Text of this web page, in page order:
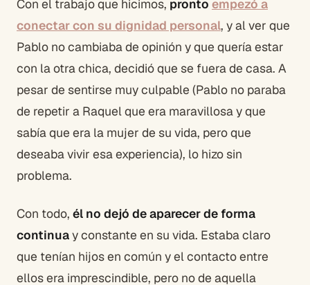
Con el trabajo que hicimos, pronto empezó a
conectar con su dignidad personal, y al ver que
Pablo no cambiaba de opinión y que quería estar
con la otra chica, decidió que se fuera de casa. A
pesar de sentirse muy culpable (Pablo no paraba
de repetir a Raquel que era maravillosa y que
sabía que era la mujer de su vida, pero que
deseaba vivir esa experiencia), lo hizo sin
problema.
Con todo, él no dejó de aparecer de forma
continuay constante en su vida. Estaba claro
que tenían hijos en común y el contacto entre
ellos era imprescindible, pero no de aquella